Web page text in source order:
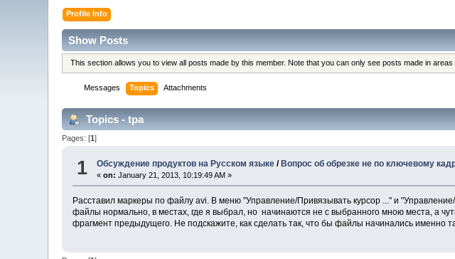
Profile Info
Show Posts
This section allows you to view all posts made by this member. Note that you can only see posts made in
Messages Topics Attachments
Topics - tpa
Pages: [1]
1 Обсуждение продуктов на Русском языке / Вопрос об обрезке не по ключевому
«on: January 21, 2013, 10:19:49 AM »
Расставил маркеры по файлу avi. В меню "Управление/Привязывать курсор ..." и
файлы нормально, в местах, где я выбрал, но начинаются не с выбранного мною меcта, а
фрагмент предыдущего. Не подскажите, как сделать так, что бы файлы начинались именно